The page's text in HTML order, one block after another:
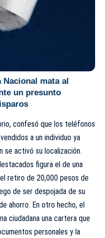
Nacional mata al
un presunto
confesó que los teléfonos
a un individuo ya
se activó su localización.
figura el de una
retiro de 20,000 pesos de
de ser despojada de su
ahorro. En otro hecho, el
ciudadana una cartera que
personales y la